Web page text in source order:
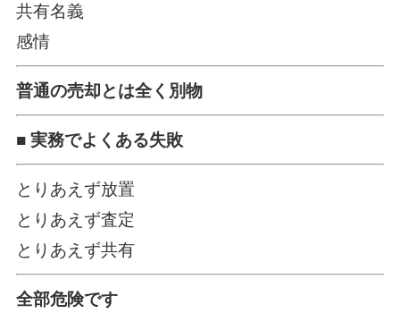
共有名義
感情
普通の売却とは全く別物
■ 実務でよくある失敗
とりあえず放置
とりあえず査定
とりあえず共有
全部危険です